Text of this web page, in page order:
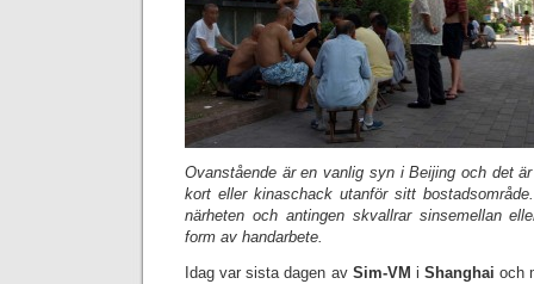
Ovanstående är en vanlig syn i Beijing och det
kort eller kinaschack utanför sitt
närheten och antingen skvallrar sinsemellan
form av handarbete.
Idag var sista dagen av Sim-VM i Shanghaioch